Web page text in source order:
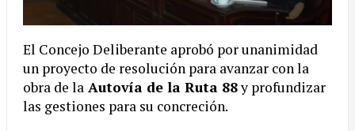
El Concejo Deliberante aprobó por unanimidad
un proyecto de resolución para avanzar con la
obra de la Autovía de la Ruta 88y profundizar
las gestiones para su concreción.